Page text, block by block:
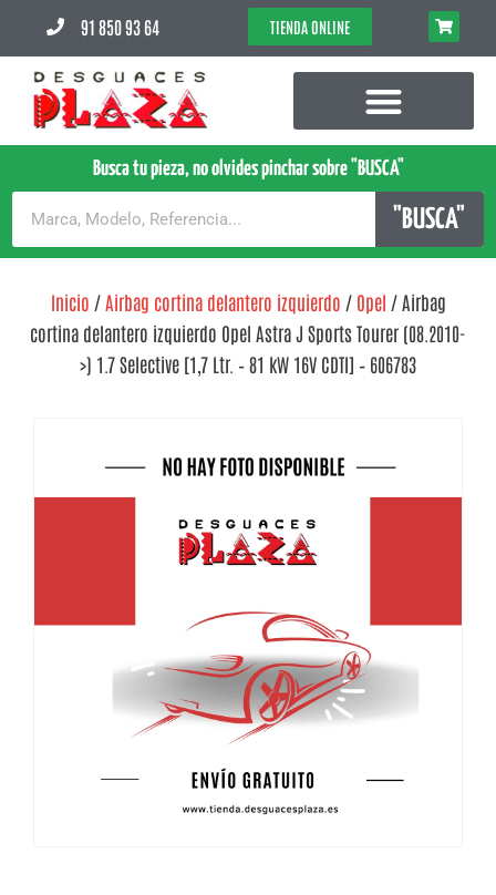
91 850 93 64 TIENDA ONLINE
Busca tu pieza, no olvides pinchar sobre "BUSCA"
"BUSCA"
Inicio / Airbag cortina delantero izquierdo / Opel / Airbag
cortina delantero izquierdo Opel Astra J Sports Tourer (08.2010-
>) 1.7 Selective [1,7 Ltr. – 81 kW 16V CDTI] – 606783